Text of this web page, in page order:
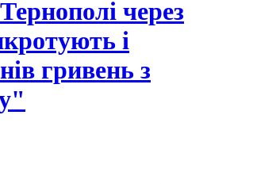
через
і
гривень з